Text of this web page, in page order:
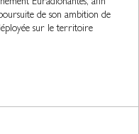
Euradionantes, afin
de son ambition de
sur le territoire